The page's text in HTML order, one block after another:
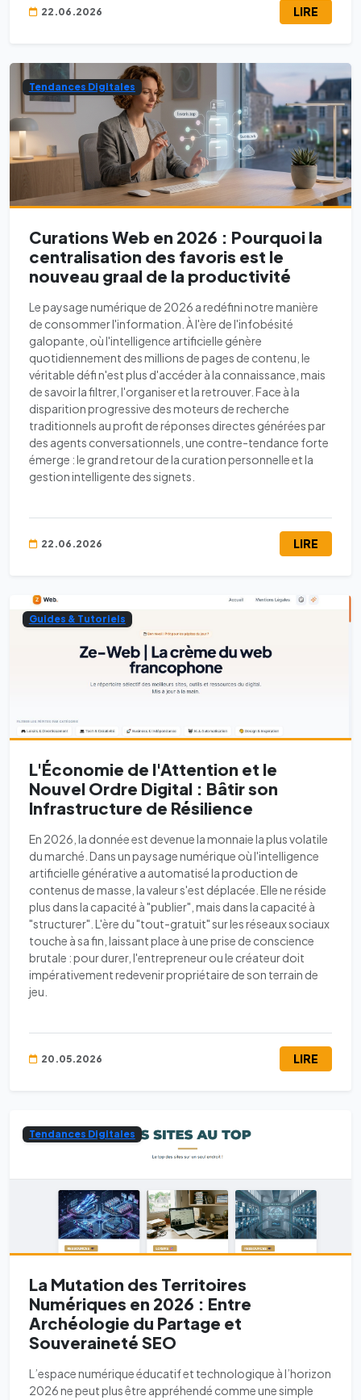
22.06.2026 LIRE
Tendances Digitales
Curations Web en 2026 : Pourquoi la
centralisation des favoris est le
nouveau graal de la productivité
Le paysage numérique de 2026 a redéfini notre manière
de consommer l'information. À l'ère de l'infobésité
galopante, où l'intelligence artificielle génère
quotidiennement des millions de pages de contenu, le
véritable défi n'est plus d'accéder à la connaissance, mais
de savoir la filtrer, l'organiser et la retrouver. Face à la
disparition progressive des moteurs de recherche
traditionnels au profit de réponses directes générées par
des agents conversationnels, une contre-tendance forte
émerge : le grand retour de la curation personnelle et la
gestion intelligente des signets.
22.06.2026 LIRE
Guides & Tutoriels
L'Économie de l'Attention et le
Nouvel Ordre Digital : Bâtir son
Infrastructure de Résilience
En 2026, la donnée est devenue la monnaie la plus volatile
du marché. Dans un paysage numérique où l'intelligence
artificielle générative a automatisé la production de
contenus de masse, la valeur s'est déplacée. Elle ne réside
plus dans la capacité à "publier", mais dans la capacité à
"structurer". L'ère du "tout-gratuit" sur les réseaux sociaux
touche à sa fin, laissant place à une prise de conscience
brutale : pour durer, l'entrepreneur ou le créateur doit
impérativement redevenir propriétaire de son terrain de
jeu.
20.05.2026 LIRE
Tendances Digitales
La Mutation des Territoires
Numériques en 2026 : Entre
Archéologie du Partage et
Souveraineté SEO
L’espace numérique éducatif et technologique à l’horizon
2026 ne peut plus être appréhendé comme une simple